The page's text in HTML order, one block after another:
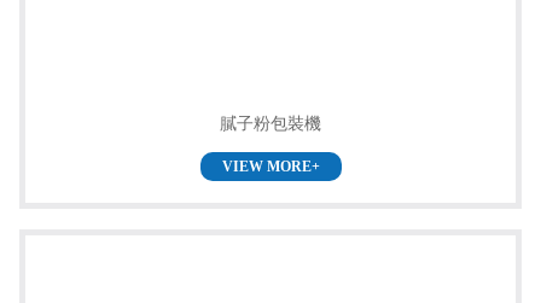
膩子粉包裝機
VIEW MORE+